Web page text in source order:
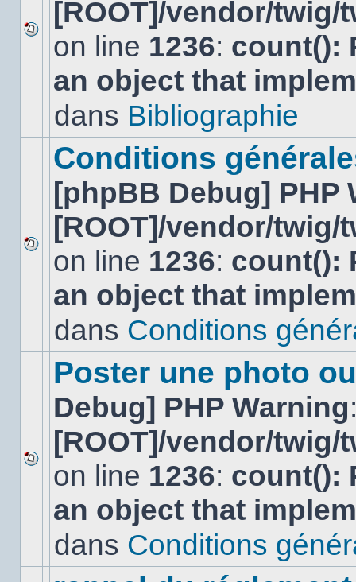
Aucun
nouveau
message
non-
dans
[ROOT]/vendor/
on line 1236: count():
an object that
dans Bibliographie
Aucun
nouveau
message
non-
dans
Conditions
[phpBB Debug] PHP
[ROOT]/vendor/
on line 1236: count():
an object that
dans Conditions
Aucun
nouveau
message
non-
dans
Poster une photo
Debug] PHP Warning
[ROOT]/vendor/
on line 1236: count():
an object that
dans Conditions